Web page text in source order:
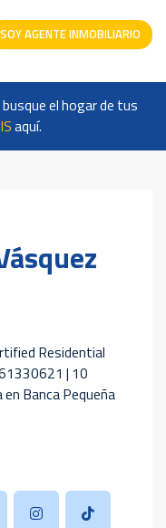
SOY AGENTE INMOBILIARIO
el hogar de tus
aquí.
Residential
| 10
Banca Pequeña